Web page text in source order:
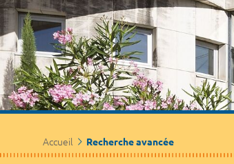
Accueil Recherche avancée